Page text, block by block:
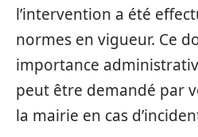
l’intervention a été
normes en vigueur. Ce
importance
peut être demandé par
la mairie en cas